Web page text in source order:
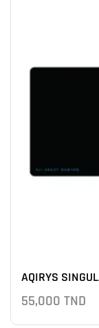
AQIRYS
55,000 TND